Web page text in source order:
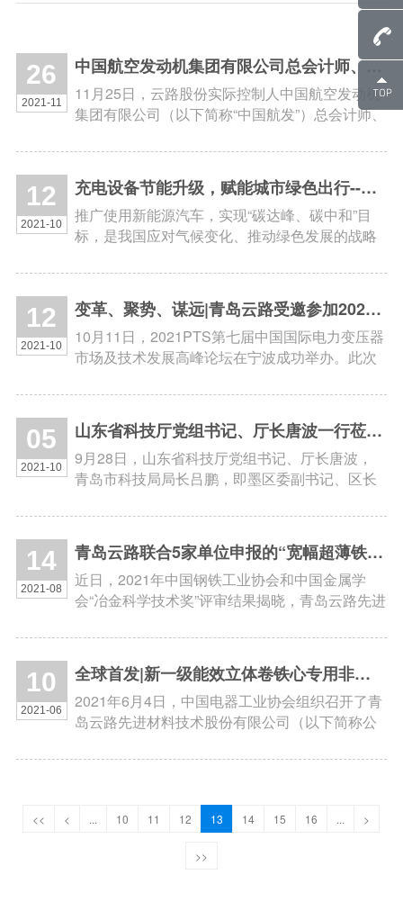
26
2021-11
中国航空发动机集团有限公司总会计师、党组成员唐斌莅临公司调研指导
11月25日，云路股份实际控制人中国航空发动机
集团有限公司（以下简称“中国航发”）总会计师、
关部门领导、控股股东中国航发资产管理有限公
司董事长高炳欣的陪同下，莅临...
12
2021-10
充电设备节能升级，赋能城市绿色出行--青岛云路携手特来电共同助力 “碳中和”
推广使用新能源汽车，实现“碳达峰、碳中和”目
标，是我国应对气候变化、推动绿色发展的战略
趋势，新能源汽车充换电基础设施建设已列入国
家“新基建”重点领域，充电基础...
12
2021-10
变革、聚势、谋远|青岛云路受邀参加2021PTS第七届电力变压器峰会
10月11日，2021PTS第七届中国国际电力变压器
市场及技术发展高峰论坛在宁波成功举办。此次
机构的高层领导和权威专家，围绕变压器行业的
新材料、新装备、新产品、新机遇...
05
2021-10
山东省科技厅党组书记、厅长唐波一行莅临青岛云路参观调研
9月28日，山东省科技厅党组书记、厅长唐波，
青岛市科技局局长吕鹏，即墨区委副书记、区长
公司高管接待陪同。
14
2021-08
青岛云路联合5家单位申报的“宽幅超薄铁基纳米晶带材”项目喜获2021年冶金科学技术奖特等奖
近日，2021年中国钢铁工业协会和中国金属学
会“冶金科学技术奖”评审结果揭晓，青岛云路先进
司、江苏集萃安泰创明先进能源材料研究院有限
公司等5家单位申报的“宽幅超薄铁...
10
2021-06
全球首发|新一级能效立体卷铁心专用非晶合金鉴定会成功召开
2021年6月4日，中国电器工业协会组织召开了青
岛云路先进材料技术股份有限公司（以下简称公
及产业化”新产品鉴定会。此次鉴定委员会是由中
<< < ... 10 11 12 13 14 15 16 ... >
>>